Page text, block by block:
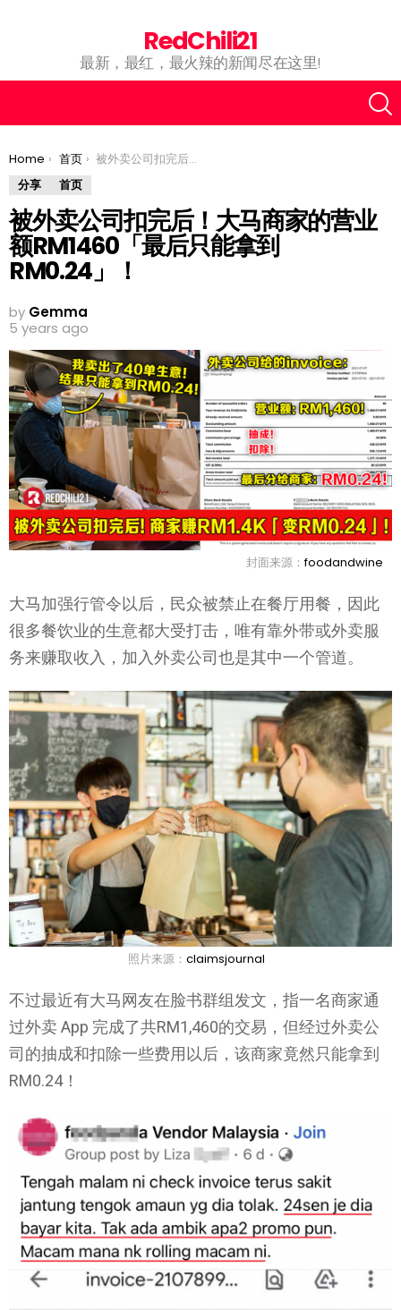
RedChili21
最新，最红，最火辣的新闻尽在这里!
You are here:
Home 首页
被外卖公司扣完后！大马商家的营业额RM1460「最后只能拿到RM0.24」！
分享
首页
被外卖公司扣完后！大马商家的营业
额RM1460「最后只能拿到
RM0.24」！
by Gemma
5 years ago
封面来源：foodandwine
大马加强行管令以后，民众被禁止在餐厅用餐，因此
很多餐饮业的生意都大受打击，唯有靠外带或外卖服
务来赚取收入，加入外卖公司也是其中一个管道。
照片来源： claimsjournal
不过最近有大马网友在脸书群组发文，指一名商家通
过外卖 App 完成了共RM1,460的交易，但经过外卖公
司的抽成和扣除一些费用以后，该商家竟然只能拿到
RM0.24！